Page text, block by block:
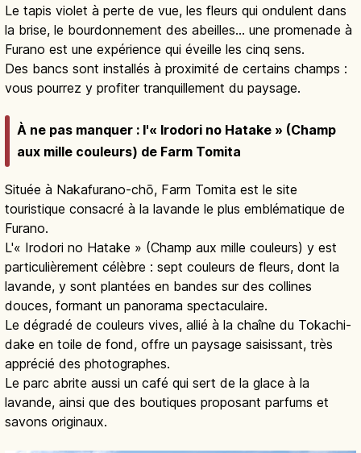
Le tapis violet à perte de vue, les fleurs qui ondulent dans
la brise, le bourdonnement des abeilles… une promenade à
Furano est une expérience qui éveille les cinq sens.
Des bancs sont installés à proximité de certains champs :
vous pourrez y profiter tranquillement du paysage.
À ne pas manquer : l'« Irodori no Hatake » (Champ
aux mille couleurs) de Farm Tomita
Située à Nakafurano-chō, Farm Tomita est le site
touristique consacré à la lavande le plus emblématique de
Furano.
L'« Irodori no Hatake » (Champ aux mille couleurs) y est
particulièrement célèbre : sept couleurs de fleurs, dont la
lavande, y sont plantées en bandes sur des collines
douces, formant un panorama spectaculaire.
Le dégradé de couleurs vives, allié à la chaîne du Tokachi-
dake en toile de fond, offre un paysage saisissant, très
apprécié des photographes.
Le parc abrite aussi un café qui sert de la glace à la
lavande, ainsi que des boutiques proposant parfums et
savons originaux.